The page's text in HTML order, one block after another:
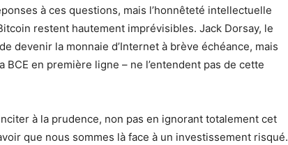
à ces questions, mais l’honnêteté intellectuelle
restent hautement imprévisibles. Jack Dorsay, le
devenir la monnaie d’Internet à brève échéance, mais
en première ligne – ne l’entendent pas de cette
à la prudence, non pas en ignorant totalement cet
que nous sommes là face à un investissement risqué.